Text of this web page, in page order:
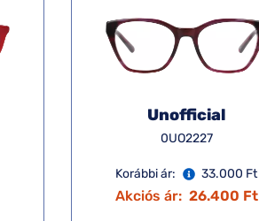
Unofficial
0UO2227
Korábbi ár: 33.000 Ft
Akciós ár: 26.400 Ft